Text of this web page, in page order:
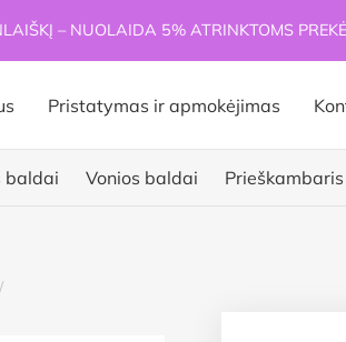
– NUOLAIDA 5% ATRINKTOMS
Pristatymas ir apmokėjimas
baldai Vonios baldai Prieškambaris
/